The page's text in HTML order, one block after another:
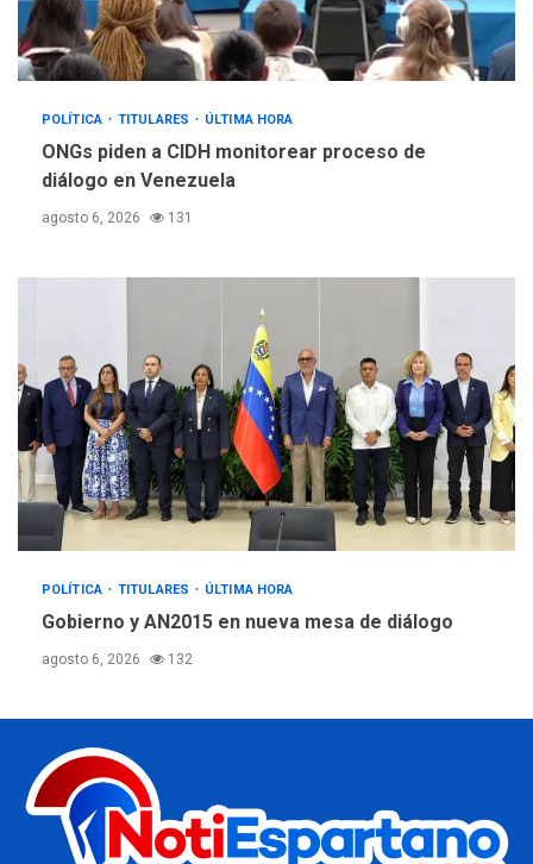
POLÍTICA TITULARES ÚLTIMA HORA
ONGs piden a CIDH monitorear proceso de
diálogo en Venezuela
agosto 6, 2026 131
POLÍTICA TITULARES ÚLTIMA HORA
Gobierno y AN2015 en nueva mesa de diálogo
agosto 6, 2026 132